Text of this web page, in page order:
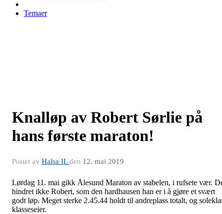
Temaer
Knalløp av Robert Sørlie på
hans første maraton!
Postet av Halsa ILden 12. mai 2019
Lørdag 11. mai gikk Ålesund Maraton av stabelen, i rufsete vær.
hindret ikke Robert, som den hardhausen han er i å gjøre et svært
godt løp. Meget sterke 2.45.44 holdt til andreplass totalt, og
klasseseier.